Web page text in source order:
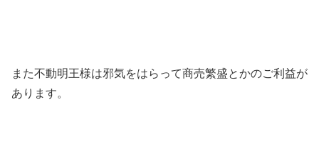
また不動明王様は邪気をはらって商売繁盛とかのご利益が
あります。